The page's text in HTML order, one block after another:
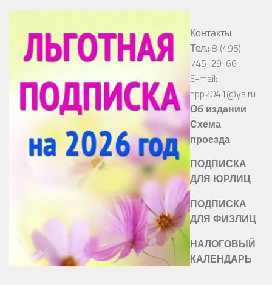
Контакты:
Тел.: 8 (495)
745-29-66
E-mail:
npp2041@ya.ru
Об издании
Схема
проезда
ПОДПИСКА
ДЛЯ ЮРЛИЦ
ПОДПИСКА
ДЛЯ ФИЗЛИЦ
НАЛОГОВЫЙ
КАЛЕНДАРЬ